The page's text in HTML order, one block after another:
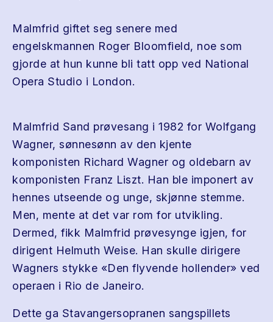
Malmfrid giftet seg senere med
engelskmannen Roger Bloomfield, noe som
gjorde at hun kunne bli tatt opp ved National
Opera Studio i London.
Malmfrid Sand prøvesang i 1982 for Wolfgang
Wagner, sønnesønn av den kjente
komponisten Richard Wagner og oldebarn av
komponisten Franz Liszt. Han ble imponert av
hennes utseende og unge, skjønne stemme.
Men, mente at det var rom for utvikling.
Dermed, fikk Malmfrid prøvesynge igjen, for
dirigent Helmuth Weise. Han skulle dirigere
Wagners stykke «Den flyvende hollender» ved
operaen i Rio de Janeiro.
Dette ga Stavangersopranen sangspillets